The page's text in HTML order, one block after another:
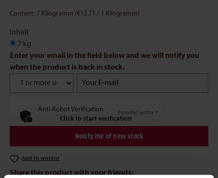
Content: 7 Kilogramm (€12.71 / 1 Kilogramm)
Inhalt
7 kg
Enter your email in the field below and we will notify you
when the product is back in stock.
Your E-mail
Anti-Robot Verification
Click to start verification
FriendlyCaptcha ⇗
Notify me of new stock
Add to wishlist
Share this product with your friends: